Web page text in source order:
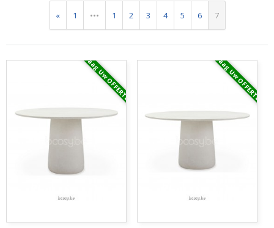
« 1 ••• 1 2 3 4 5 6 7
Vraag Uw OFFERTE Vraag Uw OFFERTE